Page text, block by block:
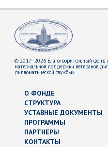
© 2017–2026 Благотворительный фонд
материальной поддержки ветеранов
дипломатической службы»
О ФОНДЕ
СТРУКТУРА
УСТАВНЫЕ ДОКУМЕНТЫ
ПРОГРАММЫ
ПАРТНЕРЫ
КОНТАКТЫ